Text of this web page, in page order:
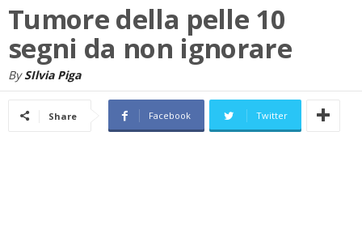
Tumore della pelle 10
segni da non ignorare
By SIlvia Piga
Share Facebook Twitter